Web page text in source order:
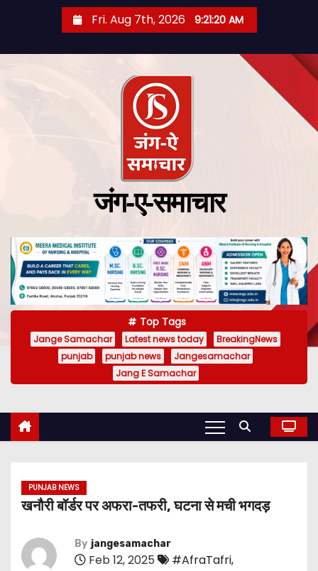
Fri. Aug 7th, 2026 9:21:21 AM
जंग-ए-समाचार
Top Tags
Jange Samachar Latest news today
BreakingNews
punjab
punjab news
Jangesamachar
Jang E Samachar
PUNJAB NEWS
खनौरी बॉर्डर पर अफरा-तफरी, घटना से मची भगदड़
By jangesamachar
Feb 12, 2025 #AfraTafri,